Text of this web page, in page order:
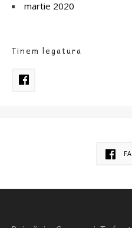
martie 2020
Tinem legatura